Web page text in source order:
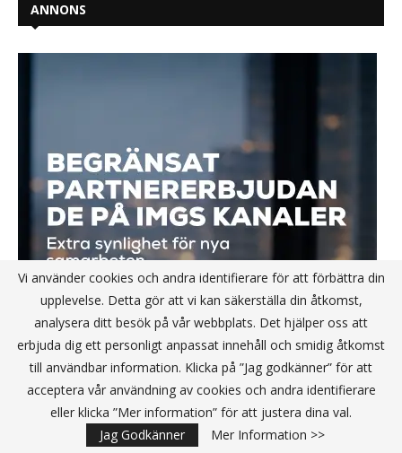
ANNONS
Vi använder cookies och andra identifierare för att förbättra din
upplevelse. Detta gör att vi kan säkerställa din åtkomst,
analysera ditt besök på vår webbplats. Det hjälper oss att
erbjuda dig ett personligt anpassat innehåll och smidig åtkomst
till användbar information. Klicka på ”Jag godkänner” för att
acceptera vår användning av cookies och andra identifierare
eller klicka ”Mer information” för att justera dina val.
Jag Godkänner
Mer Information >>